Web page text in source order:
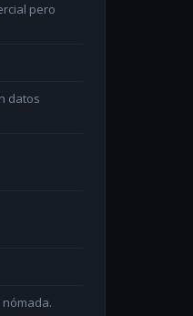
pero
datos